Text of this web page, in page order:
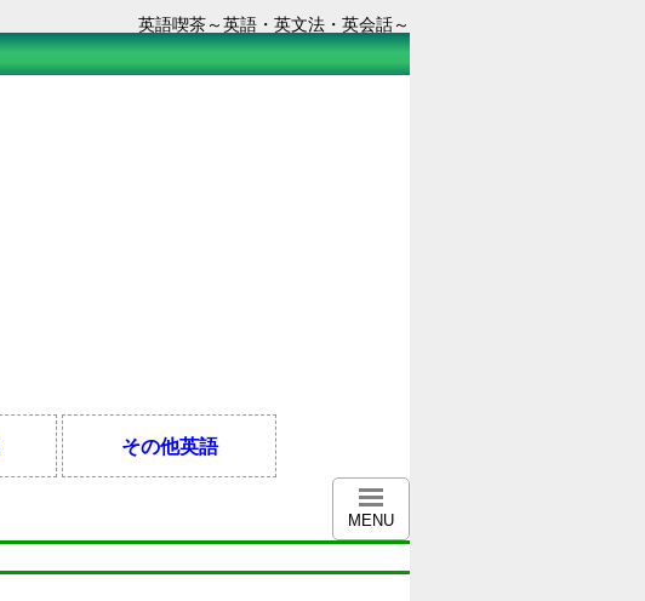
英語喫茶～英語・英文法・英会話～
その他英語
MENU